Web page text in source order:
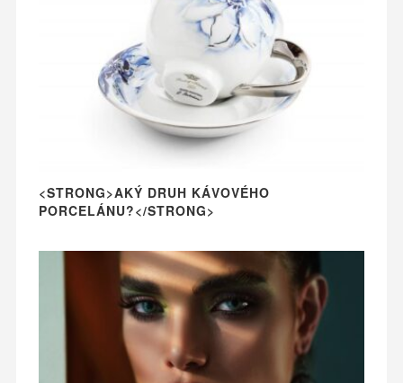
<STRONG>AKÝ DRUH KÁVOVÉHO
PORCELÁNU?</STRONG>